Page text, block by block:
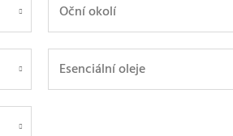
Oční okolí
Esenciální oleje